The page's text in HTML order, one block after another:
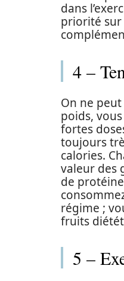
dans
priorité sur
4 –
On ne
poids,
fortes
toujours
calories.
valeur des
de
régime ;
fruits
5 –